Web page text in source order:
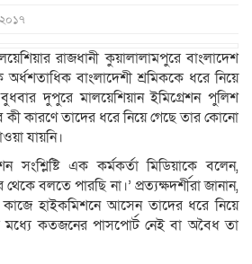
রাজধানী কুয়ালালামপুরে বাংলাদেশ
বাংলাদেশী শ্রমিককে ধরে নিয়ে
দুপুরে মালয়েশিয়ান ইমিগ্রেশন পুলিশ
কী কারণে তাদের ধরে নিয়ে গেছে তার কোনো
যায়নি।
সংশ্লিষ্টি এক কর্মকর্তা মিডিয়াকে বলেন,
বলতে পারছি না।’ প্রত্যক্ষদর্শীরা জানান,
কাজে হাইকমিশনে আসেন তাদের ধরে নিয়ে
কতজনের পাসপোর্ট নেই বা অবৈধ তা